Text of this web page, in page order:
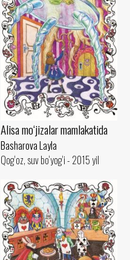
Alisa mo‘jizalar mamlakatida
Basharova Layla
Qog‘oz, suv bo‘yog‘i - 2015 yil